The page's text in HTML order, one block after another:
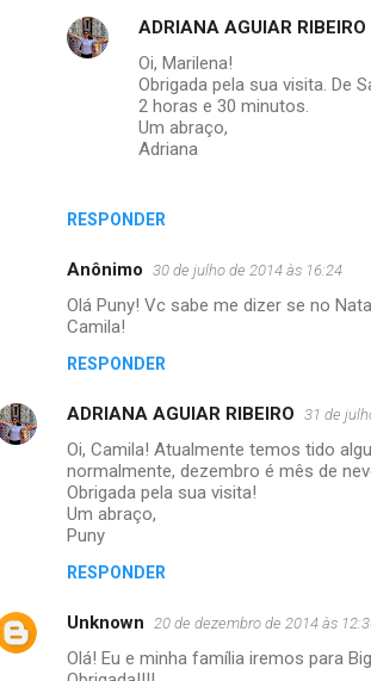
RESPONDER
ADRIANA AGUIAR RIBEIRO
Oi, Marilena!
Obrigada pela sua visita. De
2 horas e 30 minutos.
Um abraço,
Adriana
Anônimo 30 de julho de 2014 às 16:24
Olá Puny! Vc sabe me dizer se no
Camila!
RESPONDER
ADRIANA AGUIAR RIBEIRO 31 de
Oi, Camila! Atualmente temos tido
normalmente, dezembro é mês de
Obrigada pela sua visita!
Um abraço,
Puny
RESPONDER
Unknown 20 de dezembro de 2014 às
Olá! Eu e minha família iremos para